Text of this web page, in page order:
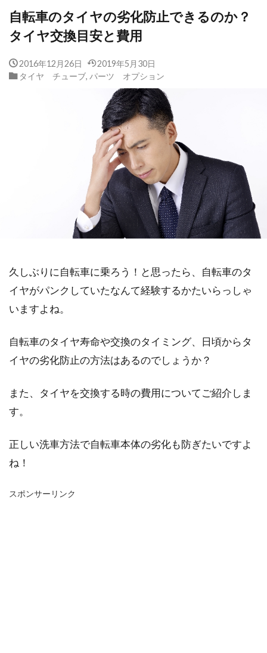
自転車のタイヤの劣化防止できるのか？
タイヤ交換目安と費用
2016年12月26日
2019年5月30日
タイヤ チューブ, パーツ オプション
久しぶりに自転車に乗ろう！と思ったら、自転車のタ
イヤがパンクしていたなんて経験するかたいらっしゃ
いますよね。
自転車のタイヤ寿命や交換のタイミング、日頃からタ
イヤの劣化防止の方法はあるのでしょうか？
また、タイヤを交換する時の費用についてご紹介しま
す。
正しい洗車方法で自転車本体の劣化も防ぎたいですよ
ね！
スポンサーリンク